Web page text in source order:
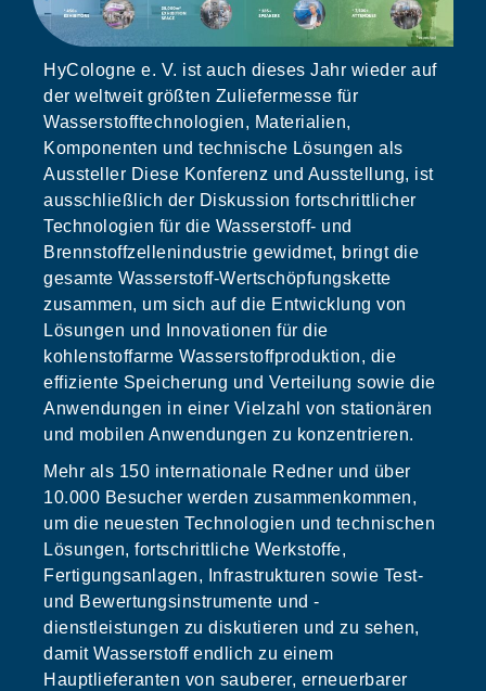
HyCologne e. V. ist auch dieses Jahr wieder auf
der weltweit größten Zuliefermesse für
Wasserstofftechnologien, Materialien,
Komponenten und technische Lösungen als
Aussteller Diese Konferenz und Ausstellung, ist
ausschließlich der Diskussion fortschrittlicher
Technologien für die Wasserstoff- und
Brennstoffzellenindustrie gewidmet, bringt die
gesamte Wasserstoff-Wertschöpfungskette
zusammen, um sich auf die Entwicklung von
Lösungen und Innovationen für die
kohlenstoffarme Wasserstoffproduktion, die
effiziente Speicherung und Verteilung sowie die
Anwendungen in einer Vielzahl von stationären
und mobilen Anwendungen zu konzentrieren.
Mehr als 150 internationale Redner und über
10.000 Besucher werden zusammenkommen,
um die neuesten Technologien und technischen
Lösungen, fortschrittliche Werkstoffe,
Fertigungsanlagen, Infrastrukturen sowie Test-
und Bewertungsinstrumente und -
dienstleistungen zu diskutieren und zu sehen,
damit Wasserstoff endlich zu einem
Hauptlieferanten von sauberer, erneuerbarer